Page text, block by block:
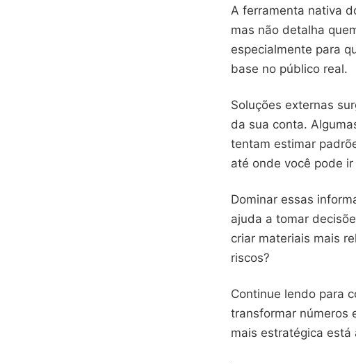
A ferramenta nativa
mas não detalha
especialmente para
base no público real.
Soluções externas
da sua conta.
tentam estimar
até onde você pode
Dominar essas
ajuda a tomar
criar materiais mais
riscos?
Continue lendo para
transformar números
mais estratégica está